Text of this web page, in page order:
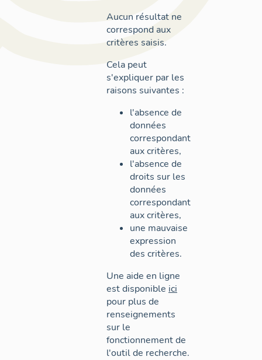
Aucun résultat ne
correspond aux
critères saisis.
Cela peut
s'expliquer par les
raisons suivantes :
l'absence de
données
correspondant
aux critères,
l'absence de
droits sur les
données
correspondant
aux critères,
une mauvaise
expression
des critères.
Une aide en ligne
est disponible ici
pour plus de
renseignements
sur le
fonctionnement de
l'outil de recherche.